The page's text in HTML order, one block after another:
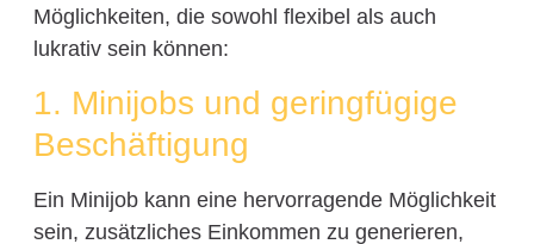
Möglichkeiten, die sowohl flexibel als auch
lukrativ sein können:
1. Minijobs und geringfügige
Beschäftigung
Ein Minijob kann eine hervorragende Möglichkeit
sein, zusätzliches Einkommen zu generieren,